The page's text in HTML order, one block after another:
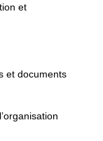
et
et documents